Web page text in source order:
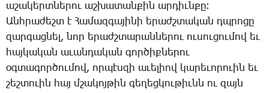
ա­շա­կերտ­նե­րու աշ­խա­տան­քին ար­դիւն­քը։
Անհ­րա­ժեշտ է ­Հա­մազ­գա­յի­նի ե­րաժշ­տա­կան դպրո­ցը
զար­գաց­նել, նոր ե­րաժշ­տա­րան­նե­րու ու­սու­ցու­մով եւ
հայ­կա­կան ա­ւան­դա­կան գոր­ծիք­նե­րու
օգ­տա­գոր­ծու­մով, որ­պէս­զի ա­ւե­լիով կա­րե­ւո­րո­ւին եւ
շեշ­տո­ւին հայ մշա­կոյ­թին գե­ղեց­կու­թիւնն ու զայն